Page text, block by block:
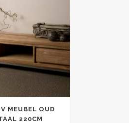
MEUBEL OUD
220CM